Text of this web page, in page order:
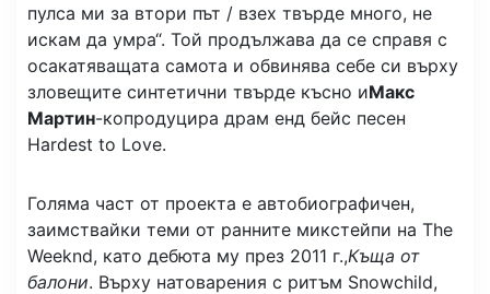
пулса ми за втори път / взех твърде много, не
искам да умра“. Той продължава да се справя с
осакатяващата самота и обвинява себе си върху
зловещите синтетични твърде късно иМакс
Мартин-копродуцира драм енд бейс песен
Hardest to Love.
Голяма част от проекта е автобиографичен,
заимствайки теми от ранните микстейпи на The
Weeknd, като дебюта му през 2011 г.,Къща от
балони. Върху натоварения с ритъм Snowchild,